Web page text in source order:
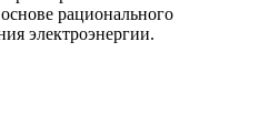
рационального
электроэнергии.